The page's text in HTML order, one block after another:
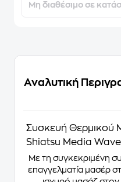
Μη διαθέσιμο σε
Αναλυτική
Συσκευή Θερμικού
Shiatsu Media
Με τη συγκεκριμένη
επαγγελματία μασέρ